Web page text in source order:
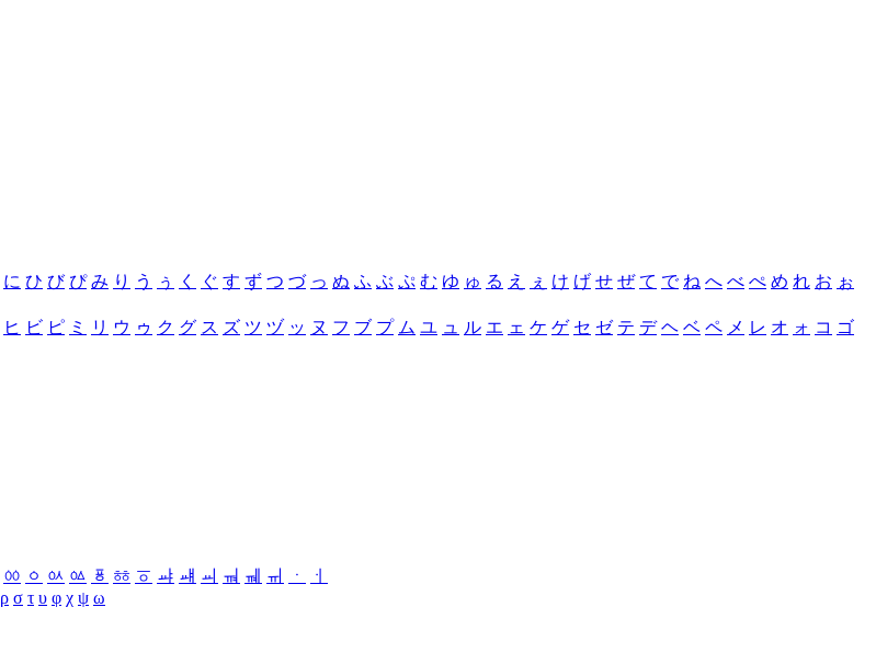
に ひ び ぴ み り う ぅ く ぐ す ず つ づ っ ぬ ふ ぶ ぷ む ゆ ゅ る え ぇ け げ せ ぜ て で ね へ べ ぺ め れ お ぉ
ヒ ビ ピ ミ リ ウ ゥ ク グ ス ズ ツ ヅ ッ ヌ フ ブ プ ム ユ ュ ル エ ェ ケ ゲ セ ゼ テ デ ヘ ベ ペ メ レ オ ォ コ ゴ
ㆀ ㆁ ㆂ ㆃ ㆄ ㆅ ㆆ ㆇ ㆈ ㆉ ㆊ ㆋ ㆌ ㆍ
ㆎ
ρ σ τ υ φ χ ψ ω